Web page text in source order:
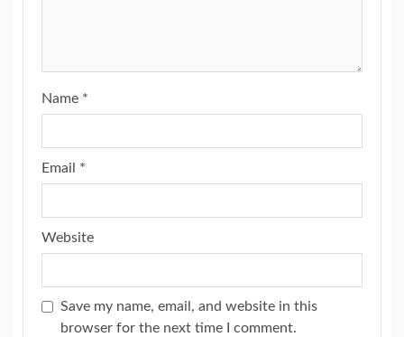
Name *
Email *
Website
Save my name, email, and website in this
browser for the next time I comment.